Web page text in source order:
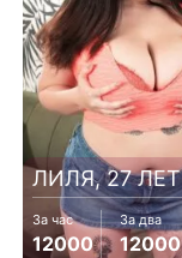
ЛИЛЯ, 27 ЛЕТ
За час
12000
За два
12000